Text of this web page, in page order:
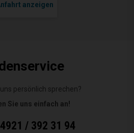
anzeigen
persönlich sprechen?
Sie uns einfach an!
/ 392 31 94